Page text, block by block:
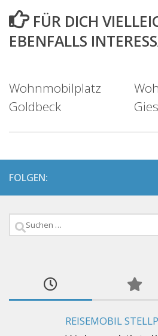
FÜR DICH
EBENFALLS
Wohnmobilplatz
Goldbeck
FOLGEN:
Suchen
REISEMOBIL